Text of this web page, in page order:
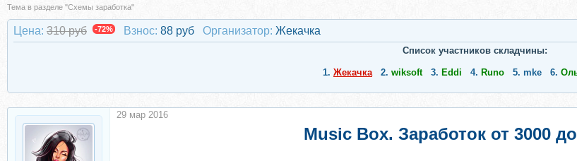
Тема в разделе "Схемы заработка"
Цена: 310 руб -72% Взнос: 88 руб Организатор: Жекачка
Список участников складчины:
1. Жекачка 2. wiksoft 3. Eddi 4. Runo 5. mke 6.
Music Box. Заработок от 3000
29 мар 2016